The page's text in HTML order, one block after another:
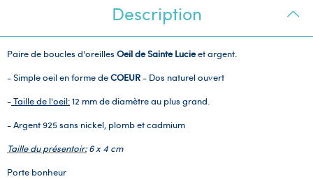
Description
Paire de boucles d'oreilles Oeil de Sainte Lucieet argent.
- Simple oeil en forme deCOEUR- Dos naturel ouvert
-Taille de l'oeil:12 mm de diamètre au plus grand.
- Argent 925sans nickel, plomb et cadmium
Taille du présentoir:6 x 4 cm
Porte bonheur